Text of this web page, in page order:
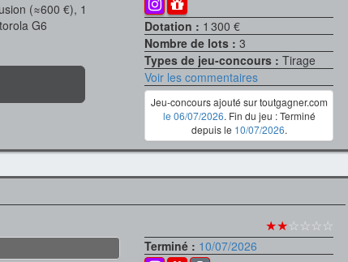
(≈600 €), 1
G6
Dotation : 1 300 €
Nombre de lots :3
Types de jeu-concours :Tirage
Voir les commentaires
Jeu-concours ajouté sur toutgagner.com
le 06/07/2026. Fin du jeu : Terminé
depuis le 10/07/2026.
★★☆☆☆☆
Terminé : 10/07/2026